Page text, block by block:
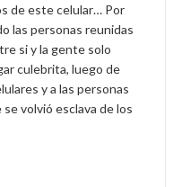
de este celular… Por
las personas reunidas
si y la gente solo
culebrita, luego de
y a las personas
volvió esclava de los